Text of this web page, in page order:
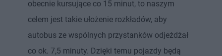
obecnie kursujące co 15 minut, to naszym
celem jest takie ułożenie rozkładów, aby
autobus ze wspólnych przystanków odjeżdżał
co ok. 7,5 minuty. Dzięki temu pojazdy będą